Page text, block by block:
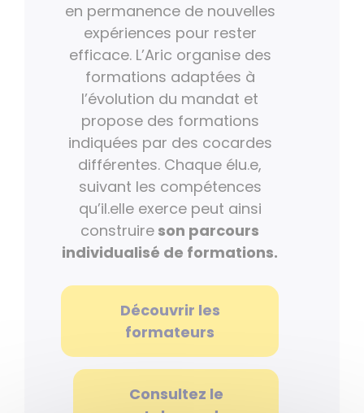
en permanence de nouvelles
expériences pour rester
efficace. L’Aric organise des
formations adaptées à
l’évolution du mandat et
propose des formations
indiquées par des cocardes
différentes. Chaque élu.e,
suivant les compétences
qu’il.elle exerce peut ainsi
construire son parcours
individualisé de formations.
Découvrir les
formateurs
Consultez le